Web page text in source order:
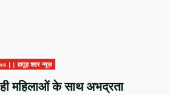
|| हापुड़ शहर न्यूज़
महिलाओं के साथ अभद्रता